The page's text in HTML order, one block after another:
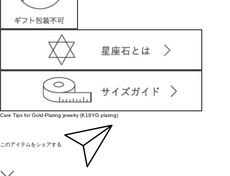
Care Tips for Gold-Plating jewelry (K18YG plating)
このアイテムをシェアする